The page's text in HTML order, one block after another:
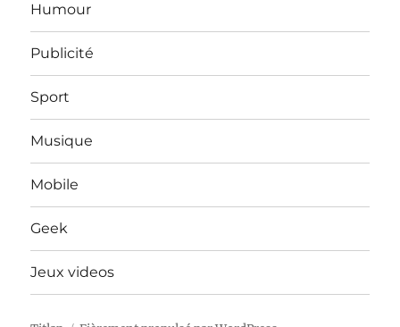
Humour
Publicité
Sport
Musique
Mobile
Geek
Jeux videos